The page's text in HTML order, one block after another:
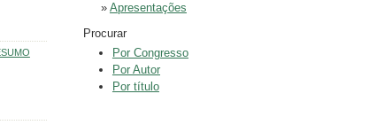
» Apresentações
Procurar
Por Congresso
Por Autor
Por título